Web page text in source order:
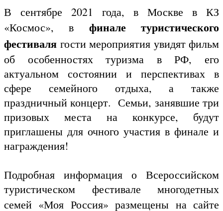
В сентябре 2021 года, в Москве в КЗ
«Космос», в финале туристического
фестиваля гости мероприятия увидят фильм
об особенностях туризма в РФ, его
актуальном состоянии и перспективах в
сфере семейного отдыха, а также
праздничный концерт. Семьи, занявшие три
призовых места на конкурсе, будут
приглашены для очного участия в финале и
награждения!
Подробная информация о Всероссийском
туристическом фестивале многодетных
семей «Моя Россия» размещены на сайте